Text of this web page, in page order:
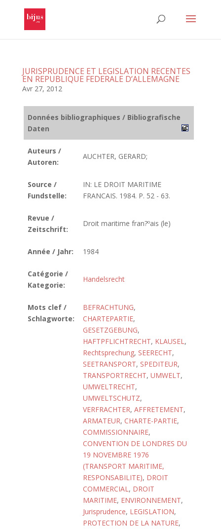
JURISPRUDENCE ET LEGISLATION RECENTES
EN REPUBLIQUE FEDERALE D’ALLEMAGNE
Avr 27, 2012
Données bibliographiques / Bibliografische
Daten
Auteurs /
Autoren:
AUCHTER, GERARD;
Source /
Fundstelle:
IN: LE DROIT MARITIME
FRANCAIS. 1984. P. 52 - 63.
Revue /
Zeitschrift:
Droit maritime fran?ºais (le)
Année / Jahr: 1984
Catégorie /
Kategorie:
Handelsrecht
Mots clef /
Schlagworte:
BEFRACHTUNG,
CHARTEPARTIE,
GESETZGEBUNG,
HAFTPFLICHTRECHT, KLAUSEL,
Rechtsprechung, SEERECHT,
SEETRANSPORT, SPEDITEUR,
TRANSPORTRECHT, UMWELT,
UMWELTRECHT,
UMWELTSCHUTZ,
VERFRACHTER, AFFRETEMENT,
ARMATEUR, CHARTE-PARTIE,
COMMISSIONNAIRE,
CONVENTION DE LONDRES DU
19 NOVEMBRE 1976
(TRANSPORT MARITIME,
RESPONSABILITE), DROIT
COMMERCIAL, DROIT
MARITIME, ENVIRONNEMENT,
Jurisprudence, LEGISLATION,
PROTECTION DE LA NATURE,